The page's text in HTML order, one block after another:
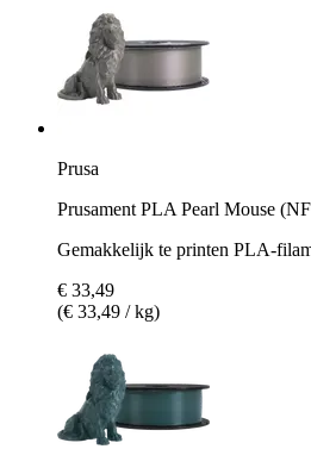
Prusa
Prusament PLA Pearl Mouse
Gemakkelijk te printen PLA-
€ 33,49
(€ 33,49 / kg)